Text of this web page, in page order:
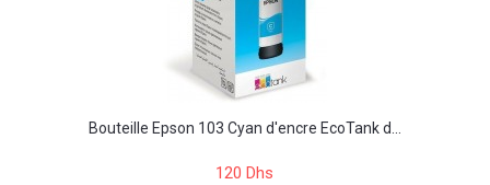
Bouteille Epson 103 Cyan d'encre EcoTank d...
120 Dhs